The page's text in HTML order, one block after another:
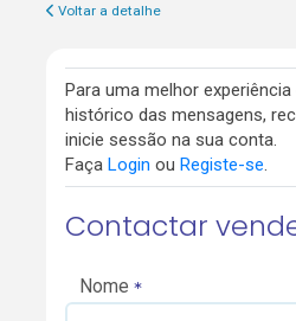
Voltar a detalhe
Para uma melhor
histórico das mensagens,
inicie sessão na sua conta.
Faça Login ou Registe-se.
Contactar
Nome